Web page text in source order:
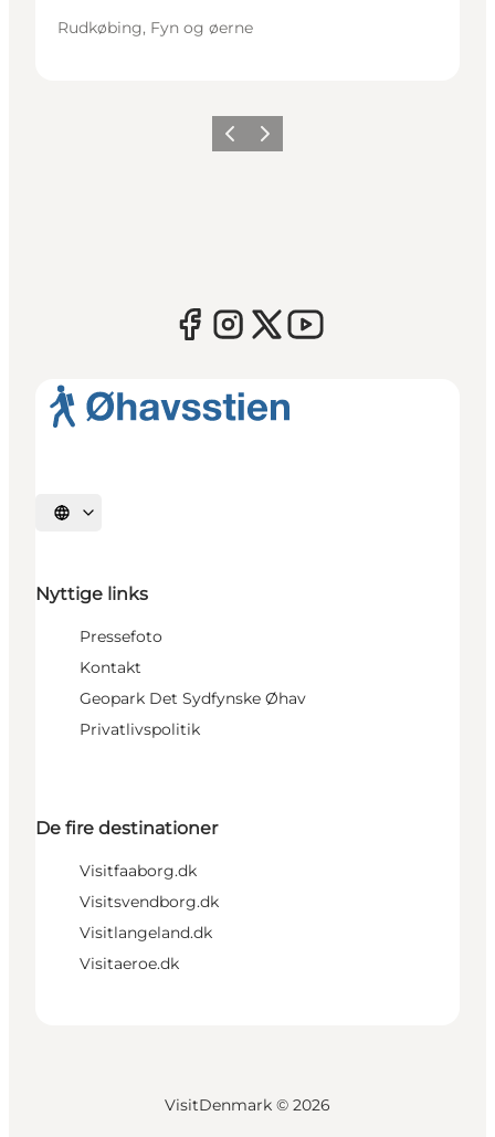
Rudkøbing, Fyn og øerne
ForrigeNæste
Vælg sprog
Nyttige links
Pressefoto
Kontakt
Geopark Det Sydfynske Øhav
Privatlivspolitik
De fire destinationer
Visitfaaborg.dk
Visitsvendborg.dk
Visitlangeland.dk
Visitaeroe.dk
VisitDenmark © 2026